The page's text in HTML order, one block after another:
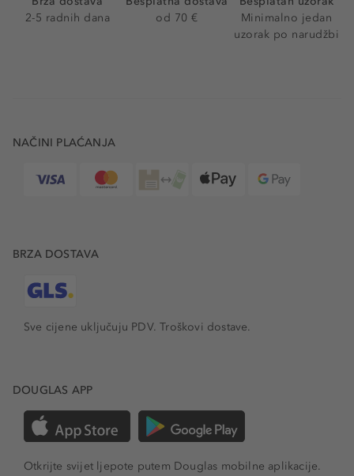
2-5 radnih dana
od 70 €
Minimalno jedan
uzorak po narudžbi
NAČINI PLAĆANJA
BRZA DOSTAVA
Sve cijene uključuju PDV.Troškovi dostave.
DOUGLAS APP
Otkrijte svijet ljepote putem Douglas mobilne aplikacije.